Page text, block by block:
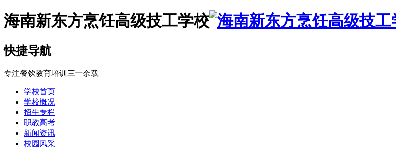
海南新东方烹饪高级技工学校
快捷导航
专注餐饮教育培训三十余载
学校首页
学校概况
招生专栏
职教高考
新闻资讯
校园风采